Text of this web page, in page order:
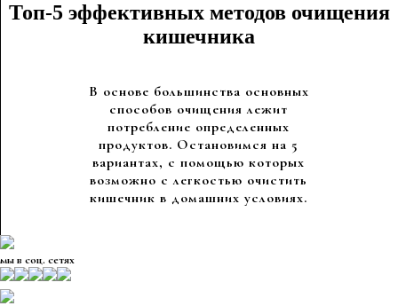
Топ-5 эффективных методов очищения
кишечника
В основе большинства основных
способов очищения лежит
потребление определенных
продуктов. Остановимся на 5
вариантах, с помощью которых
возможно с легкостью очистить
кишечник в домашних условиях.
мы в соц. сетях